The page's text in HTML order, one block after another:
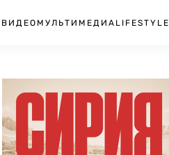
ВИДЕО МУЛЬТИМЕДИА LIFESTYLE